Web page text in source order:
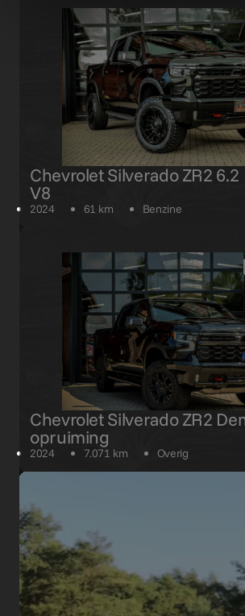
Chevrolet Silverado ZR2 6.2
V8
2024 61 km Benzine
Chevrolet Silverado ZR2
opruiming
2024 7.071 km Overig